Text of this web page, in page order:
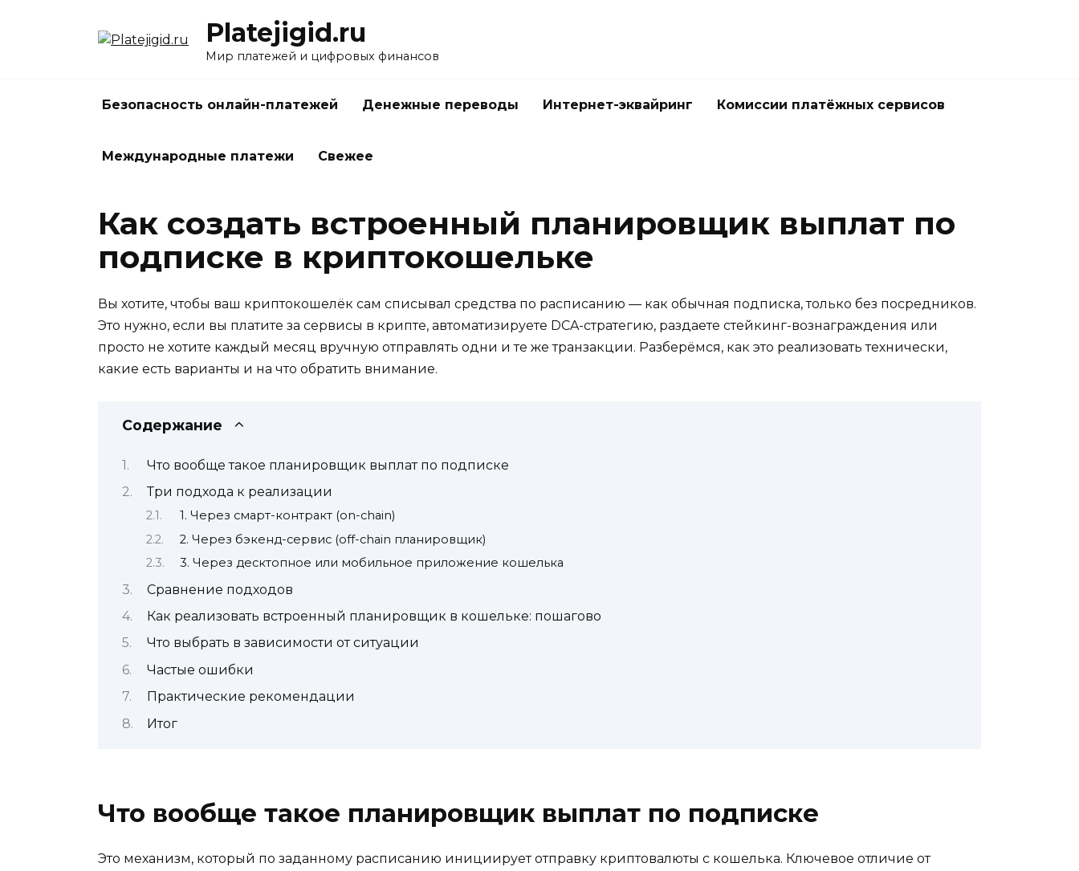
Platejigid.ru
Мир платежей и цифровых финансов
Безопасность онлайн-платежей Денежные переводы Интернет-эквайринг Комиссии платёжных сервисов
Международные платежи Свежее
Как создать встроенный планировщик выплат по
подписке в криптокошельке
Вы хотите, чтобы ваш криптокошелёк сам списывал средства по расписанию — как обычная подписка, только без посредников.
Это нужно, если вы платите за сервисы в крипте, автоматизируете DCA-стратегию, раздаете стейкинг-вознаграждения или
просто не хотите каждый месяц вручную отправлять одни и те же транзакции. Разберёмся, как это реализовать технически,
какие есть варианты и на что обратить внимание.
Содержание
Что вообще такое планировщик выплат по подписке
Три подхода к реализации
1. Через смарт-контракт (on-chain)
2. Через бэкенд-сервис (off-chain планировщик)
3. Через десктопное или мобильное приложение кошелька
Сравнение подходов
Как реализовать встроенный планировщик в кошельке: пошагово
Что выбрать в зависимости от ситуации
Частые ошибки
Практические рекомендации
Итог
Что вообще такое планировщик выплат по подписке
Это механизм, который по заданному расписанию инициирует отправку криптовалюты с кошелька. Ключевое отличие от